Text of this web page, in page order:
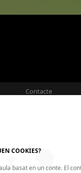
COOKIES?
basat en un conte. El
Contacte
necessites?